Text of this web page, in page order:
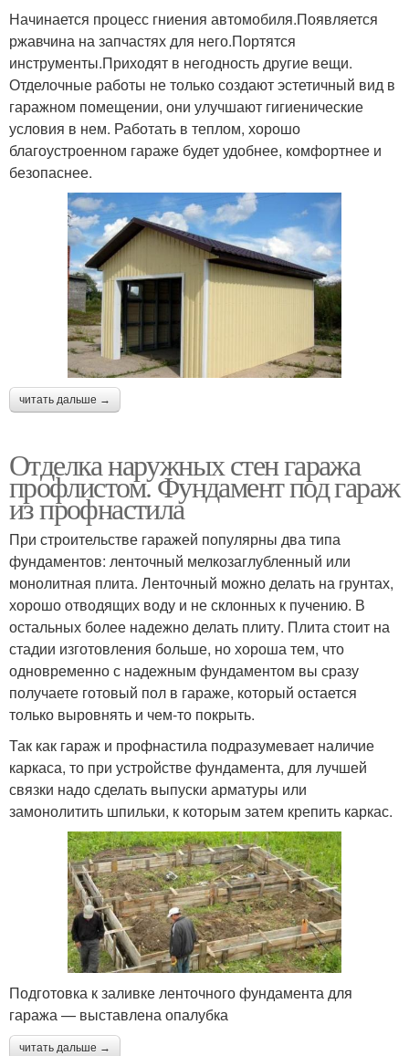
Начинается процесс гниения автомобиля.Появляется
ржавчина на запчастях для него.Портятся
инструменты.Приходят в негодность другие вещи.
Отделочные работы не только создают эстетичный вид в
гаражном помещении, они улучшают гигиенические
условия в нем. Работать в теплом, хорошо
благоустроенном гараже будет удобнее, комфортнее и
безопаснее.
читать дальше →
Отделка наружных стен гаража
профлистом. Фундамент под гараж
из профнастила
При строительстве гаражей популярны два типа
фундаментов: ленточный мелкозаглубленный или
монолитная плита. Ленточный можно делать на грунтах,
хорошо отводящих воду и не склонных к пучению. В
остальных более надежно делать плиту. Плита стоит на
стадии изготовления больше, но хороша тем, что
одновременно с надежным фундаментом вы сразу
получаете готовый пол в гараже, который остается
только выровнять и чем-то покрыть.
Так как гараж и профнастила подразумевает наличие
каркаса, то при устройстве фундамента, для лучшей
связки надо сделать выпуски арматуры или
замонолитить шпильки, к которым затем крепить каркас.
Подготовка к заливке ленточного фундамента для
гаража — выставлена опалубка
читать дальше →